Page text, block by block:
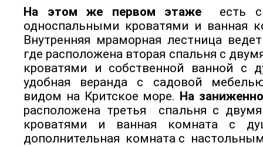
На этом же первом этаже есть
односпальными кроватями и ванная
Внутренняя мраморная лестница
где расположена вторая спальня с
кроватями и собственной ванной с
удобная веранда с садовой
видом на Критское море. На
расположена третья спальня с
кроватями и ванная комната с
дополнительная комната с